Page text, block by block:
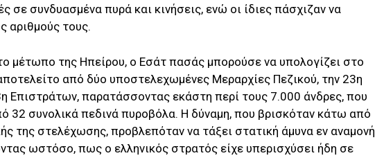
σε συνδυασμένα πυρά και κινήσεις, ενώ οι ίδιες πάσχιζαν να
αριθμούς τους.
μέτωπο της Ηπείρου, ο Εσάτ πασάς μπορούσε να υπολογίζει στο
από δύο υποστελεχωμένες Μεραρχίες Πεζικού, την 23η
Επιστράτων, παρατάσσοντας εκάστη περί τους 7.000 άνδρες, που
32 συνολικά πεδινά πυροβόλα. Η δύναμη, που βρισκόταν κάτω από
της στελέχωσης, προβλεπόταν να τάξει στατική άμυνα εν αναμονή
ωστόσο, πως ο ελληνικός στρατός είχε υπερισχύσει ήδη σε